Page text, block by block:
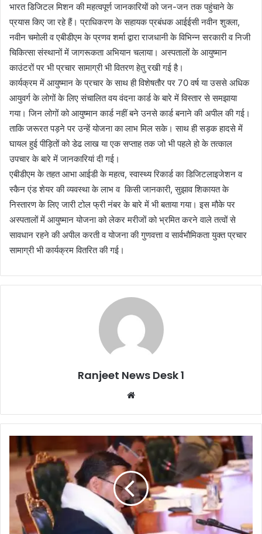
भारत डिजिटल मिशन की महत्वपूर्ण जानकारियों को जन-जन तक पहुंचाने के
प्रयास किए जा रहे हैं। प्राधिकरण के सहायक प्रबंधक आईईसी नवीन शुक्ला,
नवीन चमोली व एबीडीएम के प्रणव शर्मा द्वारा राजधानी के विभिन्न सरकारी व निजी
चिकित्सा संस्थानों में जागरूकता अभियान चलाया। अस्पतालों के आयुष्मान
काउंटरों पर भी प्रचार सामाग्री भी वितरण हेतु रखी गई है।
कार्यक्रम में आयुष्मान के प्रचार के साथ ही विशेषतौर पर 70 वर्ष या उससे अधिक
आयुवर्ग के लोगों के लिए संचालित वय वंदना कार्ड के बारे में विस्तार से समझाया
गया। जिन लोगों को आयुष्मान कार्ड नहीं बने उनसे कार्ड बनाने की अपील की गई।
ताकि जरूरत पड़ने पर उन्हें योजना का लाभ मिल सके। साथ ही सड़क हादसे में
घायल हुई पीड़ितों को डेढ लाख या एक सप्ताह तक जो भी पहले हो के तत्काल
उपचार के बारे में जानकारियां दी गई।
एबीडीएम के तहत आभा आईडी के महत्व, स्वास्थ्य रिकार्ड का डिजिटलाइजेशन व
स्कैन एंड शेयर की व्यवस्था के लाभ व किसी जानकारी, सुझाव शिकायत के
निस्तारण के लिए जारी टोल फ्री नंबर के बारे में भी बताया गया। इस मौके पर
अस्पतालों में आयुष्मान योजना को लेकर मरीजों को भ्रमित करने वाले तत्वों से
सावधान रहने की अपील करती व योजना की गुणवत्ता व सार्वभौमिकता युक्त प्रचार
सामाग्री भी कार्यक्रम वितरित की गई।
Ranjeet News Desk 1
te